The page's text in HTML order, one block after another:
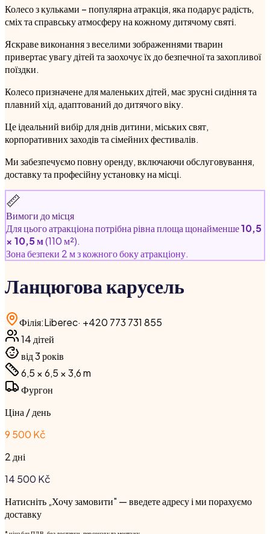
Колесо з кульками – популярна атракція, яка подарує радість,
сміх та справську атмосферу на кожному дитячому святі.
Яскраве виконання з веселими зображеннями тварин
привертає увагу дітей та заохочує їх до безпечної та захопливої
поїздки.
Колесо призначене для маленьких дітей, має зрусні сидіння та
плавний хід, адаптований до дитячого віку.
Це ідеальний вибір для днів дитини, міських свят,
корпоративних заходів та сімейних фестивалів.
Ми забезпечуємо повну оренду, включаючи обслуговування,
доставку та професійну установку на місці.
📏
Вимоги до місця
Для цього атракціона потрібна рівна площа щонайменше10,5
× 10,5 м(110 м²).
Зона безпеки 2 м з кожного боку атракціону.
Ланцюгова карусель
Філія:Liberec· +420 773 731 855
14 дітей
від 3 років
6,5 × 6,5 × 3,6m
Фургон
Ціна / день
9 500 Kč
2 дні
14 500 Kč
Натисніть „Хочу замовити" — введете адресу і ми порахуємо
доставку